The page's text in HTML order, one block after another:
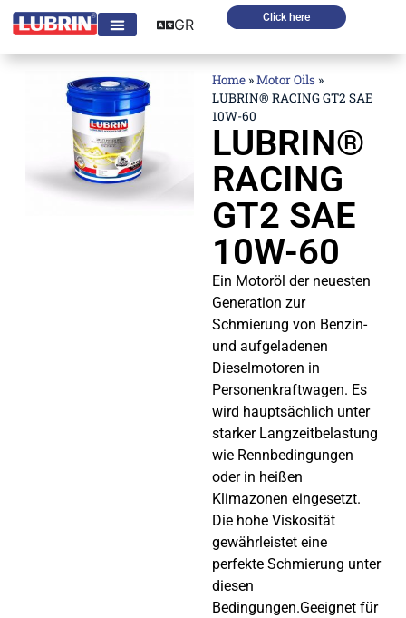
Click here
GR
Home »Motor Oils »
LUBRIN® RACING GT2 SAE
10W-60
LUBRIN®
RACING
GT2 SAE
10W-60
Ein Motoröl der neuesten
Generation zur
Schmierung von Benzin-
und aufgeladenen
Dieselmotoren in
Personenkraftwagen. Es
wird hauptsächlich unter
starker Langzeitbelastung
wie Rennbedingungen
oder in heißen
Klimazonen eingesetzt.
Die hohe Viskosität
gewährleistet eine
perfekte Schmierung unter
diesen
Bedingungen.Geeignet für